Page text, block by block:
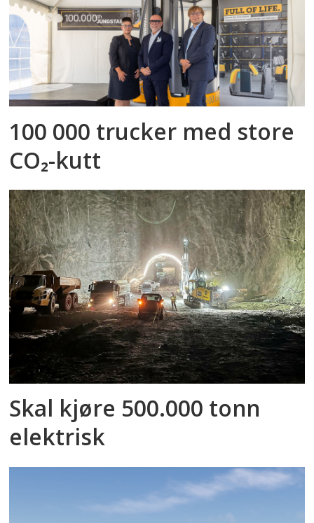
100 000 trucker med store
CO₂-kutt
Skal kjøre 500.000 tonn
elektrisk